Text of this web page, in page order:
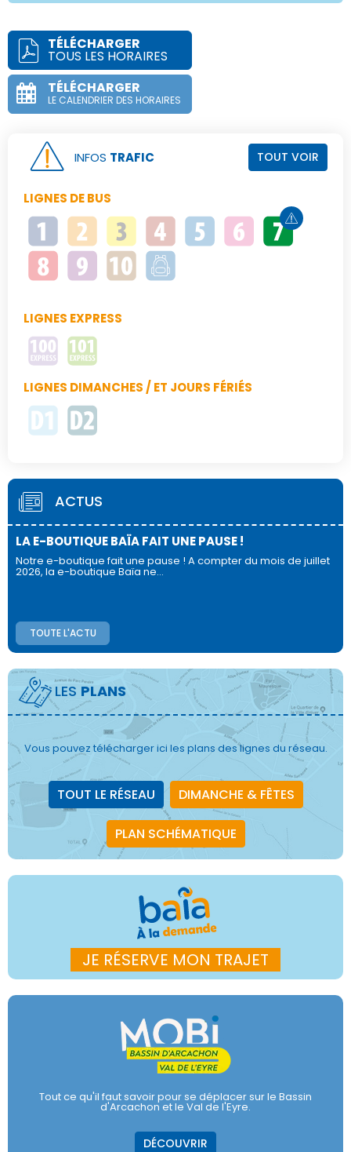
TÉLÉCHARGER
TOUS LES HORAIRES
TÉLÉCHARGER
LE CALENDRIER DES HORAIRES
INFOS TRAFIC TOUT VOIR
LIGNES DE BUS
LIGNES EXPRESS
LIGNES DIMANCHES / ET JOURS FÉRIÉS
ACTUS
LA E-BOUTIQUE BAÏA FAIT UNE PAUSE !
Notre e-boutique fait une pause ! A compter du mois de juillet
2026, la e-boutique Baïa ne…
TOUTE L'ACTU
LES PLANS
Vous pouvez télécharger ici les plans des lignes du réseau.
TOUT LE RÉSEAU DIMANCHE & FÊTES
PLAN SCHÉMATIQUE
JE RÉSERVE MON TRAJET
Tout ce qu'il faut savoir pour se déplacer sur le Bassin
d'Arcachon et le Val de l'Eyre.
DÉCOUVRIR